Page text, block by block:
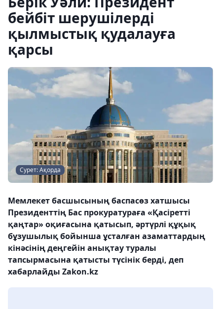
бейбіт шерушілерді
қылмыстық қудалауға
қарсы
Сурет: Ақорда
Мемлекет басшысының баспасөз хатшысы
Президенттің Бас прокуратураға «Қасіретті
қаңтар» оқиғасына қатысып, әртүрлі құқық
бұзушылық бойынша ұсталған азаматтардың
кінәсінің деңгейін анықтау туралы
тапсырмасына қатысты түсінік берді, деп
хабарлайды Zakon.kz